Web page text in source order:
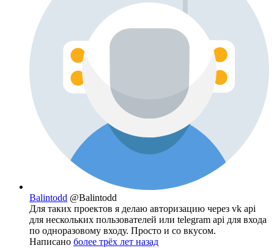
Balintodd @Balintodd
Для таких проектов я делаю авторизацию через vk api
для нескольких пользователей или telegram api для входа
по одноразовому входу. Просто и со вкусом.
Написано более трёх лет назад